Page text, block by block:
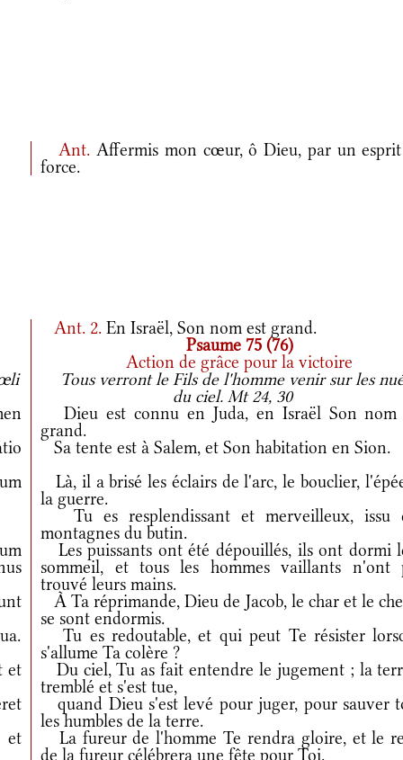
Ant.Affermis mon cœur, ô Dieu, par un
force.
Ant. 2. En Israël, Son nom est grand.
Psaume 75 (76)
Action de grâce pour la victoire
Tous verront le Fils de l'homme venir sur les
du ciel. Mt 24, 30
Dieu est connu en Juda, en Israël Son nom
grand.
Sa tente est à Salem, et Son habitation en Sion.
Là, il a brisé les éclairs de l'arc, le bouclier,
la guerre.
Tu es resplendissant et merveilleux, issu
montagnes du butin.
Les puissants ont été dépouillés, ils ont dormi
sommeil, et tous les hommes vaillants n'ont
trouvé leurs mains.
À Ta réprimande, Dieu de Jacob, le char et le
se sont endormis.
Tu es redoutable, et qui peut Te résister
s'allume Ta colère ?
et
Du ciel, Tu as fait entendre le jugement ; la
tremblé et s'est tue,
quand Dieu s'est levé pour juger, pour sauver
les humbles de la terre.
La fureur de l'homme Te rendra gloire, et le
de la fureur célébrera une fête pour Toi.